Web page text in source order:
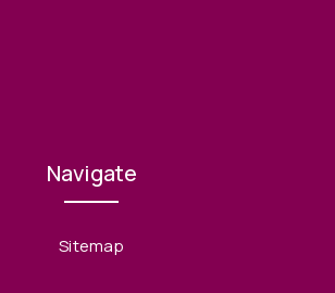
Navigate
Sitemap